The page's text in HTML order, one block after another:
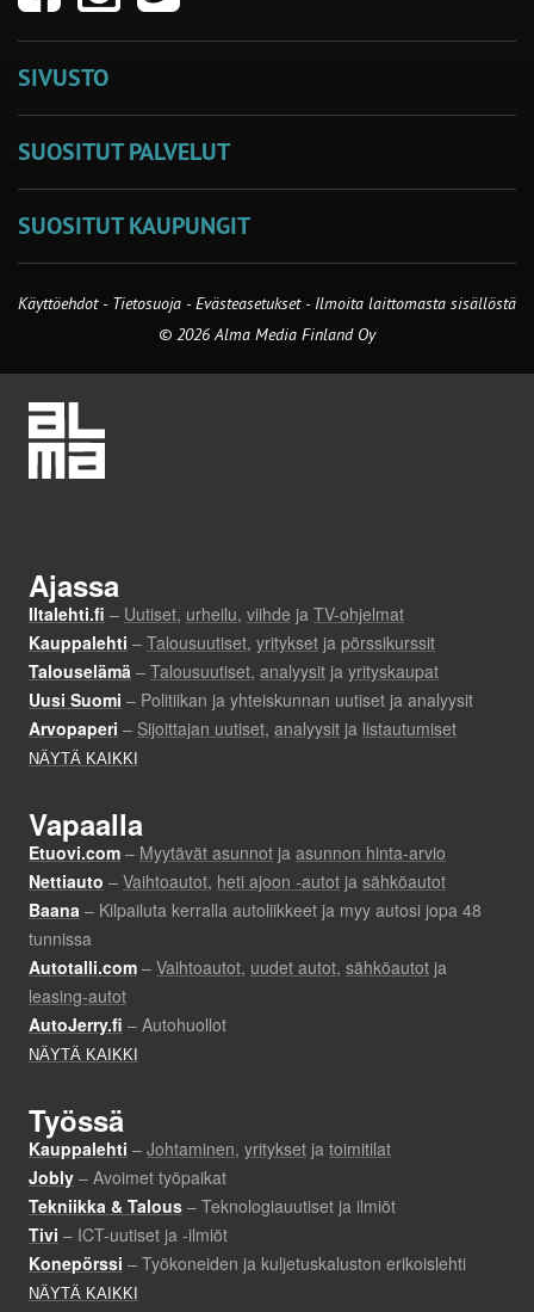
SIVUSTO
SUOSITUT PALVELUT
SUOSITUT KAUPUNGIT
Käyttöehdot - Tietosuoja -Evästeasetukset- Ilmoita laittomasta sisällöstä
© 2026 Alma Media Finland Oy